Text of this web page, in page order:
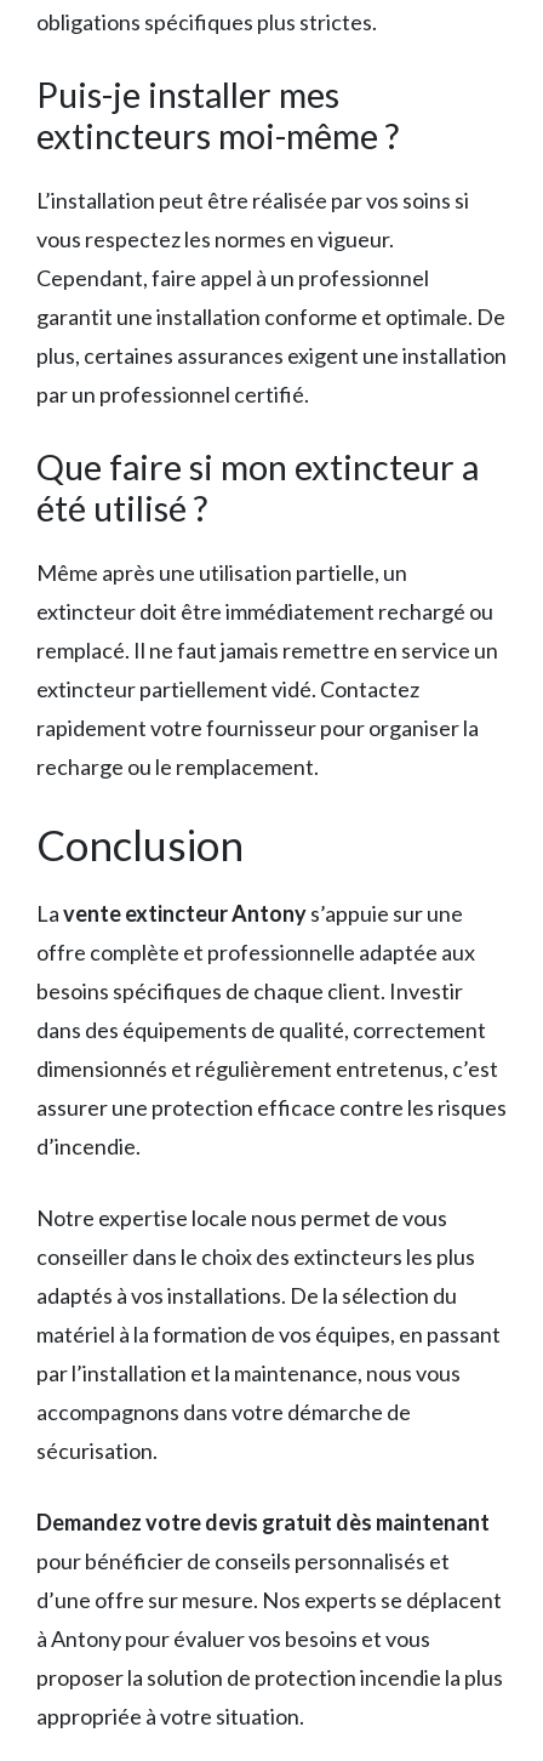
obligations spécifiques plus strictes.
Puis-je installer mes
extincteurs moi-même ?
L’installation peut être réalisée par vos soins si
vous respectez les normes en vigueur.
Cependant, faire appel à un professionnel
garantit une installation conforme et optimale. De
plus, certaines assurances exigent une installation
par un professionnel certifié.
Que faire si mon extincteur a
été utilisé ?
Même après une utilisation partielle, un
extincteur doit être immédiatement rechargé ou
remplacé. Il ne faut jamais remettre en service un
extincteur partiellement vidé. Contactez
rapidement votre fournisseur pour organiser la
recharge ou le remplacement.
Conclusion
Lavente extincteur Antonys’appuie sur une
offre complète et professionnelle adaptée aux
besoins spécifiques de chaque client. Investir
dans des équipements de qualité, correctement
dimensionnés et régulièrement entretenus, c’est
assurer une protection efficace contre les risques
d’incendie.
Notre expertise locale nous permet de vous
conseiller dans le choix des extincteurs les plus
adaptés à vos installations. De la sélection du
matériel à la formation de vos équipes, en passant
par l’installation et la maintenance, nous vous
accompagnons dans votre démarche de
sécurisation.
Demandez votre devis gratuit dès maintenant
pour bénéficier de conseils personnalisés et
d’une offre sur mesure. Nos experts se déplacent
à Antony pour évaluer vos besoins et vous
proposer la solution de protection incendie la plus
appropriée à votre situation.